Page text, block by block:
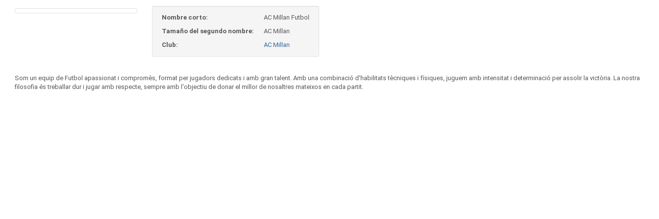
Nombre corto:
AC Millan Futbol
Tamaño del segundo nombre:
AC Millan
Club:
AC Millan
Som un equip de Futbol apassionat i compromès, format per jugadors dedicats i amb gran talent. Amb una combinació d'habilitats tècniques i físiques, juguem amb intensitat i determinació per assolir la victòria. La nostra
filosofia és treballar dur i jugar amb respecte, sempre amb l'objectiu de donar el millor de nosaltres mateixos en cada partit.